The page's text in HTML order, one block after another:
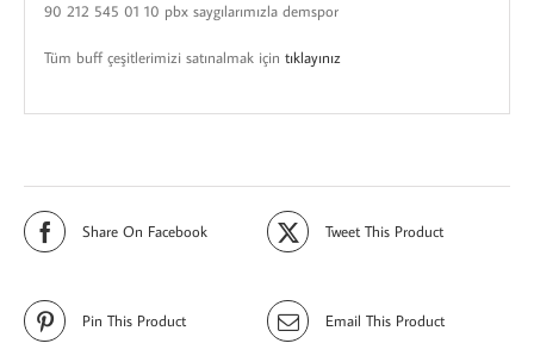
90 212 545 01 10 pbx saygılarımızla demspor
Tüm buff çeşitlerimizi satınalmak içintıklayınız
Share On Facebook Tweet This Product
Pin This Product Email This Product